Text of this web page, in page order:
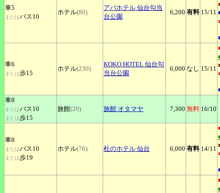
車5
またはバス10
ホテル(80)
アパホテル 仙台勾当
台公園
6,200 有料 15/11
車6
または歩15
ホテル(230)
KOKO HOTEL 仙台勾
当台公園
6,000 なし 15/11
車8
またはバス10
または歩15
旅館(20) 旅館 オタマヤ 7,300 無料 16/10
車8
またはバス10
または歩19
ホテル(76) 杜のホテル 仙台 6,000 有料 14/11